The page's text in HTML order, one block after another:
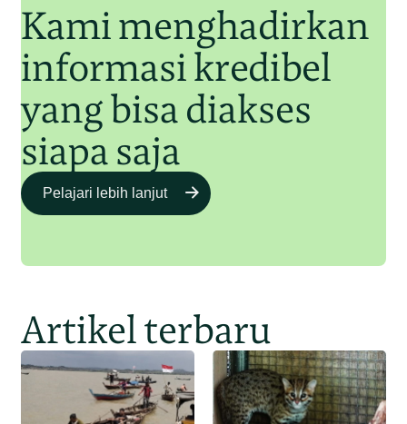
Kami menghadirkan
informasi kredibel
yang bisa diakses
siapa saja
Pelajari lebih lanjut
Artikel terbaru